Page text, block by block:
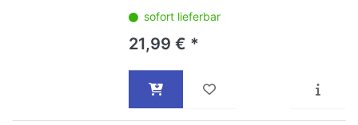
sofort lieferbar
21,99 € *